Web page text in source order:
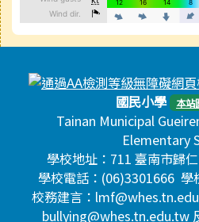
頁尾區域內容
國民小學 本站
Tainan Municipal
Elementary
學校地址：711 臺南市歸
學校電話：(06)3301666 學
校務建言：
bullying@whes.tn.edu.tw